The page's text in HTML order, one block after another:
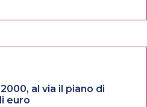
2000, al via il piano di
euro